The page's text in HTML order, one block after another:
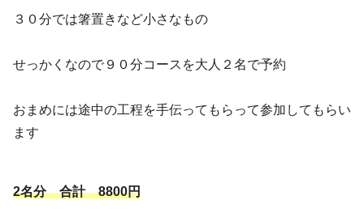
３０分では箸置きなど小さなもの
せっかくなので９０分コースを大人２名で予約
おまめには途中の工程を手伝ってもらって参加してもらい
ます
2名分 合計 8800円